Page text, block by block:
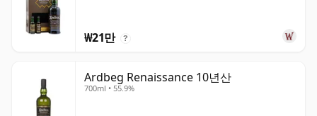
₩21만 ?
Ardbeg Renaissance 10년산
700ml • 55.9%